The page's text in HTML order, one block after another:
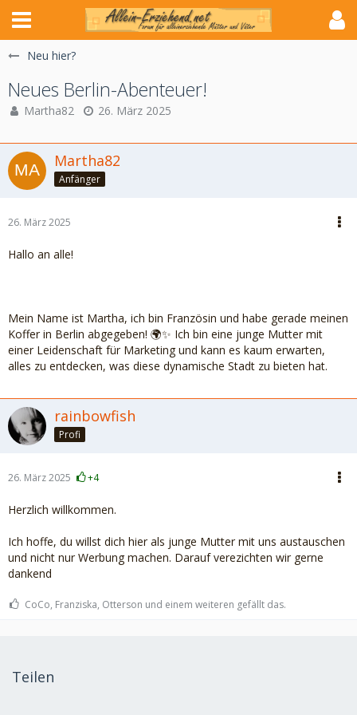
Neu hier?
Neues Berlin-Abenteuer!
Martha82 26. März 2025
Martha82
Anfänger
26. März 2025
Hallo an alle!
Mein Name ist Martha, ich bin Französin und habe gerade meinen
Koffer in Berlin abgegeben! 🌍✨ Ich bin eine junge Mutter mit
einer Leidenschaft für Marketing und kann es kaum erwarten,
alles zu entdecken, was diese dynamische Stadt zu bieten hat.
rainbowfish
Profi
26. März 2025 +4
Herzlich willkommen.
Ich hoffe, du willst dich hier als junge Mutter mit uns austauschen
und nicht nur Werbung machen. Darauf verezichten wir gerne
dankend
CoCo, Franziska, Otterson und einem weiteren gefällt das.
Teilen